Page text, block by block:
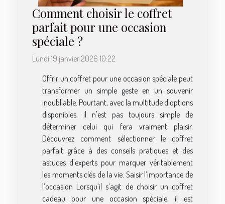
Comment choisir le coffret
parfait pour une occasion
spéciale ?
Lundi 19 janvier 2026 10:22
Offrir un coffret pour une occasion spéciale peut
transformer un simple geste en un souvenir
inoubliable. Pourtant, avec la multitude d'options
disponibles, il n'est pas toujours simple de
déterminer celui qui fera vraiment plaisir.
Découvrez comment sélectionner le coffret
parfait grâce à des conseils pratiques et des
astuces d'experts pour marquer véritablement
les moments clés de la vie. Saisir l’importance de
l’occasion Lorsqu’il s’agit de choisir un coffret
cadeau pour une occasion spéciale, il est